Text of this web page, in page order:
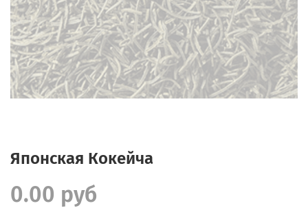
Японская Кокейча
0.00 руб